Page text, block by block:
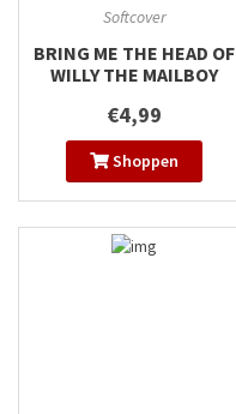
Softcover
BRING ME THE HEAD OF
WILLY THE MAILBOY
€4,99
Shoppen